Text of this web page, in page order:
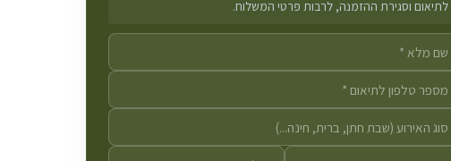
לתיאום וסגירת ההזמנה, לרבות פרטי המשלוח.